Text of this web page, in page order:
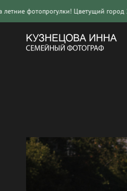
Цветущий город 2–4 июня